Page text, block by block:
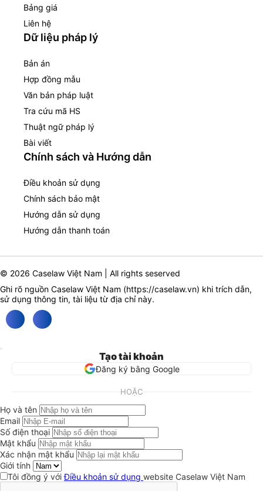
Bảng giá
Liên hệ
Dữ liệu pháp lý
Bản án
Hợp đồng mẫu
Văn bản pháp luật
Tra cứu mã HS
Thuật ngữ pháp lý
Bài viết
Chính sách và Hướng dẫn
Điều khoản sử dụng
Chính sách bảo mật
Hướng dẫn sử dụng
Hướng dẫn thanh toán
© 2026 Caselaw Việt Nam | All rights seserved
Ghi rõ nguồn Caselaw Việt Nam (https://caselaw.vn) khi trích dẫn,
sử dụng thông tin, tài liệu từ địa chỉ này.
Tạo tài khoản
Đăng ký bằng Google
HOẶC
Họ và tên
Email
Số điện thoại
Mật khẩu
Xác nhận mật khẩu
Giới tính
Tôi đồng ý vớiĐiều khoản sử dụng website Caselaw Việt Nam